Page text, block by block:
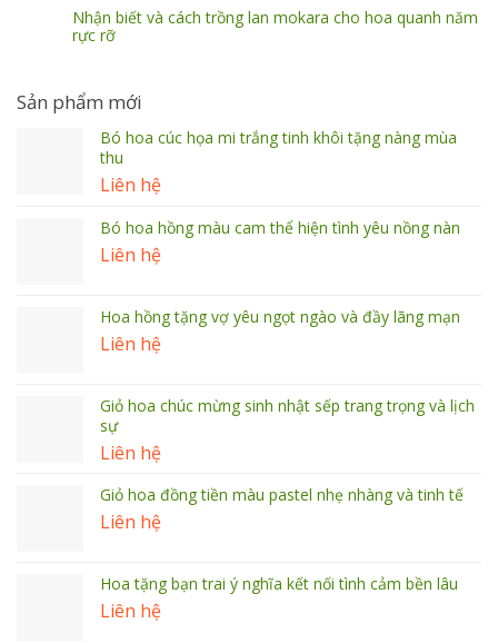
Nhận biết và cách trồng lan mokara cho hoa quanh năm
rực rỡ
Sản phẩm mới
Bó hoa cúc họa mi trắng tinh khôi tặng nàng mùa
thu
Liên hệ
Bó hoa hồng màu cam thể hiện tình yêu nồng nàn
Liên hệ
Hoa hồng tặng vợ yêu ngọt ngào và đầy lãng mạn
Liên hệ
Giỏ hoa chúc mừng sinh nhật sếp trang trọng và lịch
sự
Liên hệ
Giỏ hoa đồng tiền màu pastel nhẹ nhàng và tinh tế
Liên hệ
Hoa tặng bạn trai ý nghĩa kết nối tình cảm bền lâu
Liên hệ